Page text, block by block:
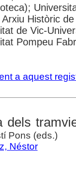
Històric
de Vic-
Pompeu
a aquest
dels
Pons (eds.)
Néstor